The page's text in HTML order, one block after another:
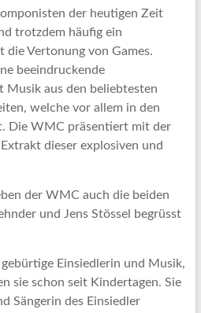
der heutigen Zeit
trotzdem häufig ein
Vertonung von Games.
beeindruckende
Musik aus den beliebtesten
welche vor allem in den
Die WMC präsentiert mit der
dieser explosiven und
der WMC auch die beiden
und Jens Stössel begrüsst
Einsiedlerin und Musik,
sie schon seit Kindertagen. Sie
Sängerin des Einsiedler